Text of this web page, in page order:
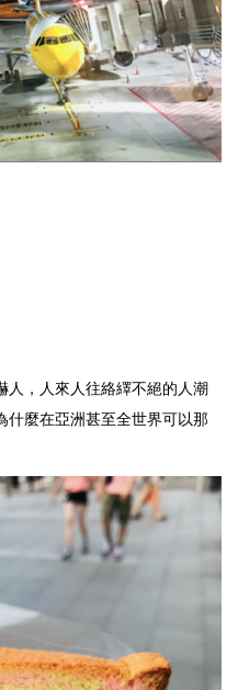
人，人來人往絡繹不絕的人潮
什麼在亞洲甚至全世界可以那